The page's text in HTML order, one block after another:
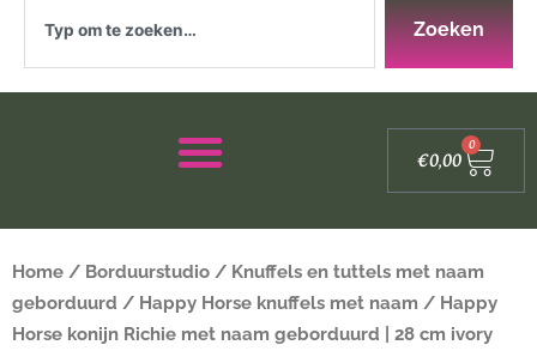
Zoeken
€0,00
0
Home / Borduurstudio / Knuffels en tuttels met naam
geborduurd / Happy Horse knuffels met naam / Happy
Horse konijn Richie met naam geborduurd | 28 cm ivory